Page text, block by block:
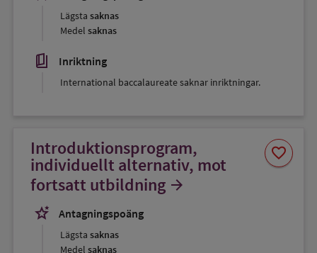
Lägsta saknas
Medel saknas
book_5 Inriktning
International baccalaureate saknar inriktningar.
Introduktionsprogram,
individuellt alternativ, mot
fortsatt utbildning arrow_forward
stars_2
Antagningspoäng
Lägsta saknas
Medel saknas
favorite
Spara
som